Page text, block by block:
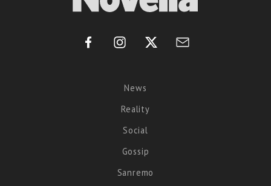
News
Reality
Social
Gossip
Sanremo